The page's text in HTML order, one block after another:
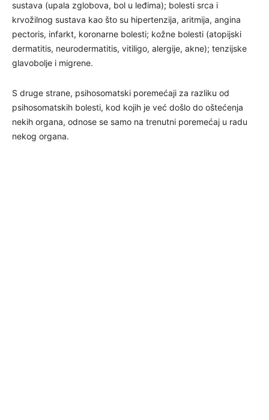
sustava (upala zglobova, bol u leđima); bolesti srca i
krvožilnog sustava kao što su hipertenzija, aritmija, angina
pectoris, infarkt, koronarne bolesti; kožne bolesti (atopijski
dermatitis, neurodermatitis, vitiligo, alergije, akne); tenzijske
glavobolje i migrene.
S druge strane, psihosomatski poremećaji za razliku od
psihosomatskih bolesti, kod kojih je već došlo do oštećenja
nekih organa, odnose se samo na trenutni poremećaj u radu
nekog organa.